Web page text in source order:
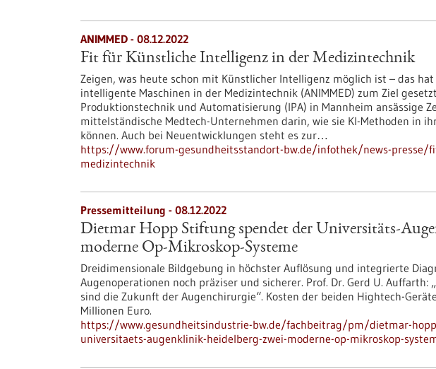
ANIMMED - 08.12.2022
Fit für Künstliche Intelligenz in der Medizintechnik
Zeigen, was heute schon mit Künstlicher Intelligenz möglich ist – das
intelligente Maschinen in der Medizintechnik (ANIMMED) zum Ziel
Produktionstechnik und Automatisierung (IPA) in Mannheim ansässige
mittelständische Medtech-Unternehmen darin, wie sie KI-Methoden in
können. Auch bei Neuentwicklungen steht es zur…
https://www.forum-gesundheitsstandort-bw.de/infothek/news-presse/
medizintechnik
Pressemitteilung - 08.12.2022
Dietmar Hopp Stiftung spendet der Universitäts-
moderne Op-Mikroskop-Systeme
Dreidimensionale Bildgebung in höchster Auflösung und integrierte
Augenoperationen noch präziser und sicherer. Prof. Dr. Gerd U. Auffarth:
sind die Zukunft der Augenchirurgie“. Kosten der beiden Hightech-
Millionen Euro.
https://www.gesundheitsindustrie-bw.de/fachbeitrag/pm/dietmar-
universitaets-augenklinik-heidelberg-zwei-moderne-op-mikroskop-